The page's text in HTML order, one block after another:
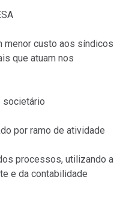
menor custo aos síndicos
que atuam nos
societário
por ramo de atividade
processos, utilizando a
e da contabilidade